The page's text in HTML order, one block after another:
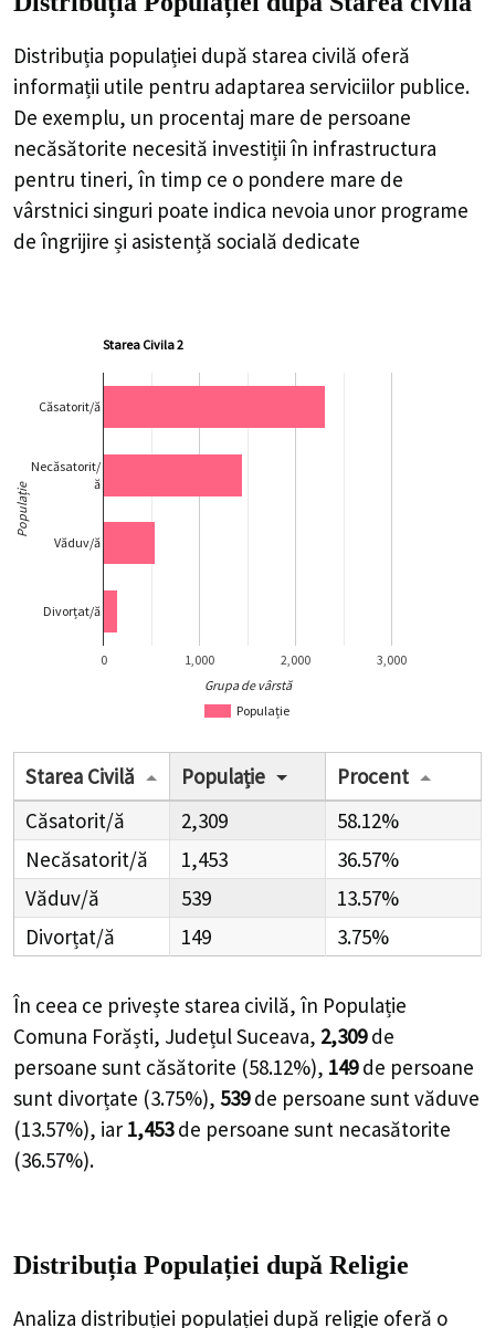
Distribuția populației după starea civilă oferă
informații utile pentru adaptarea serviciilor publice.
De exemplu, un procentaj mare de persoane
necăsătorite necesită investiții în infrastructura
pentru tineri, în timp ce o pondere mare de
vârstnici singuri poate indica nevoia unor programe
de îngrijire și asistență socială dedicate
Starea Civila 2
Populație
0 1,000 2,000 3,000
Căsatorit/ă
Necăsatorit/
ă
Văduv/ă
Divorțat/ă
Grupa de vârstă
Populație
Starea Civilă Populație
Procent
Căsatorit/ă
2,309
58.12%
Necăsatorit/ă
1,453
36.57%
Văduv/ă
539
13.57%
Divorțat/ă
149 3.75%
În ceea ce privește starea civilă, în Populație
Comuna Forăști, Județul Suceava, 2,309 de
persoane sunt căsătorite (58.12%), 149 de persoane
sunt divorțate (3.75%), 539 de persoane sunt văduve
(13.57%), iar 1,453 de persoane sunt necasătorite
(36.57%).
Distribuția Populației după Religie
Analiza distribuției populației după religie oferă o